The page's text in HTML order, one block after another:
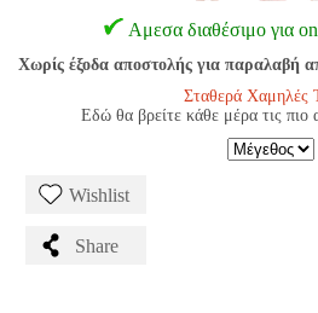
Αμεσα διαθέσιμο για
Χωρίς έξοδα αποστολής για παραλαβή
Σταθερά Χαμηλές
Εδώ θα βρείτε κάθε μέρα τις πιο
Wishlist
Share